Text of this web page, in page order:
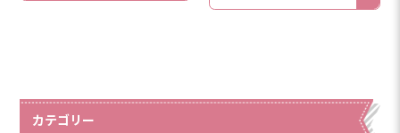
カテゴリー